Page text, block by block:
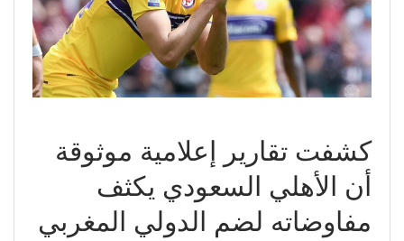
كشفت تقارير إعلامية موثوقة
أن الأهلي السعودي يكثف
مفاوضاته لضم الدولي المغربي